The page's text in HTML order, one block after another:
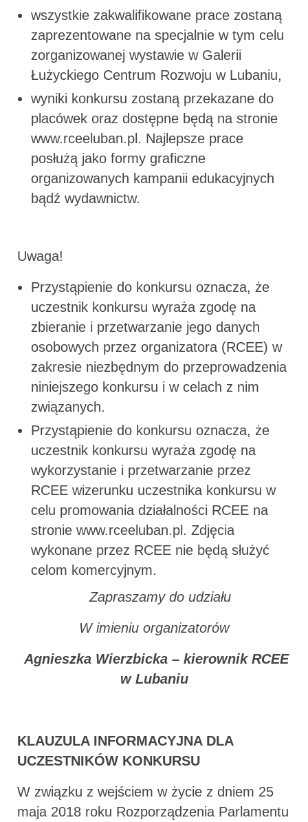
wszystkie zakwalifikowane prace zostaną
zaprezentowane na specjalnie w tym celu
zorganizowanej wystawie w Galerii
Łużyckiego Centrum Rozwoju w Lubaniu,
wyniki konkursu zostaną przekazane do
placówek oraz dostępne będą na stronie
www.rceeluban.pl. Najlepsze prace
posłużą jako formy graficzne
organizowanych kampanii edukacyjnych
bądź wydawnictw.
Uwaga!
Przystąpienie do konkursu oznacza, że
uczestnik konkursu wyraża zgodę na
zbieranie i przetwarzanie jego danych
osobowych przez organizatora (RCEE) w
zakresie niezbędnym do przeprowadzenia
niniejszego konkursu i w celach z nim
związanych.
Przystąpienie do konkursu oznacza, że
uczestnik konkursu wyraża zgodę na
wykorzystanie i przetwarzanie przez
RCEE wizerunku uczestnika konkursu w
celu promowania działalności RCEE na
stronie www.rceeluban.pl. Zdjęcia
wykonane przez RCEE nie będą służyć
celom komercyjnym.
Zapraszamy do udziału
W imieniu organizatorów
Agnieszka Wierzbicka – kierownik RCEE
w Lubaniu
KLAUZULA INFORMACYJNA DLA
UCZESTNIKÓW KONKURSU
W związku z wejściem w życie z dniem 25
maja 2018 roku Rozporządzenia Parlamentu